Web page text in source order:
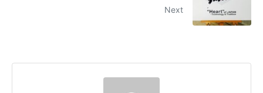
Next